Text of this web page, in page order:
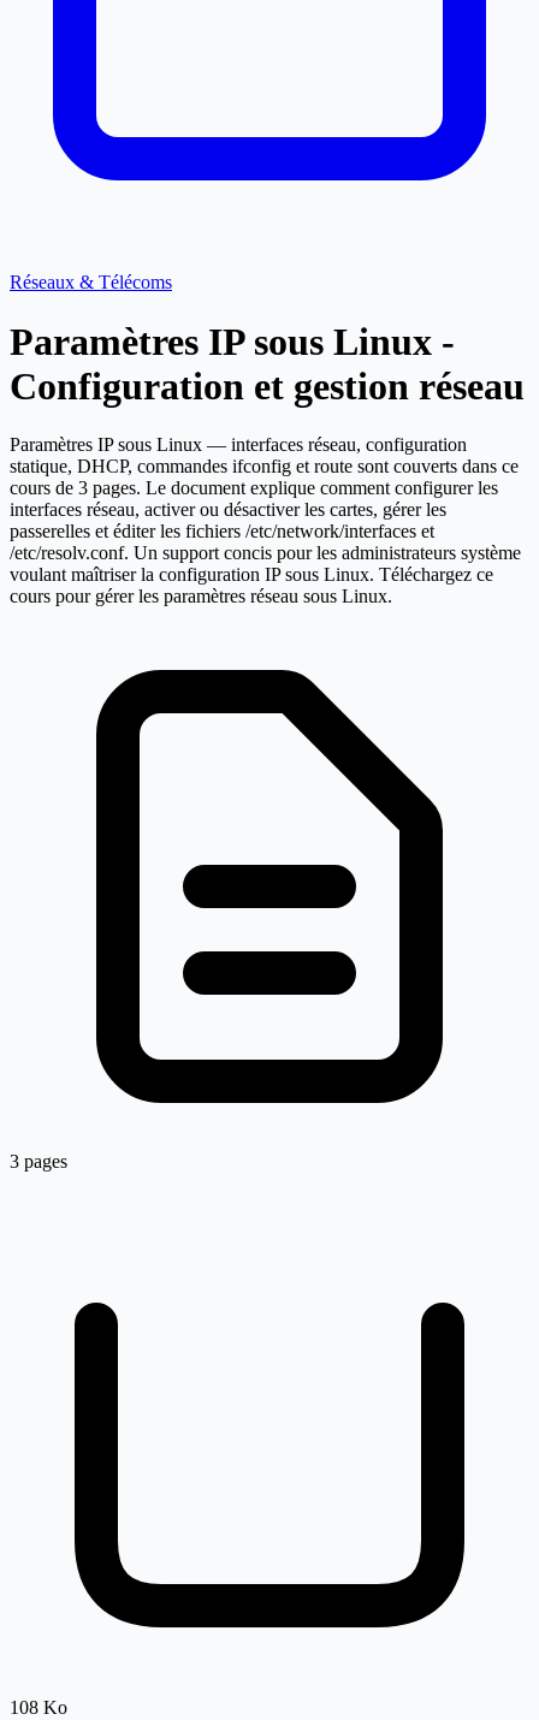
Réseaux & Télécoms
Paramètres IP sous Linux -
Configuration et gestion réseau
Paramètres IP sous Linux — interfaces réseau, configuration
statique, DHCP, commandes ifconfig et route sont couverts dans ce
cours de 3 pages. Le document explique comment configurer les
interfaces réseau, activer ou désactiver les cartes, gérer les
passerelles et éditer les fichiers /etc/network/interfaces et
/etc/resolv.conf. Un support concis pour les administrateurs système
voulant maîtriser la configuration IP sous Linux. Téléchargez ce
cours pour gérer les paramètres réseau sous Linux.
3 pages
108 Ko